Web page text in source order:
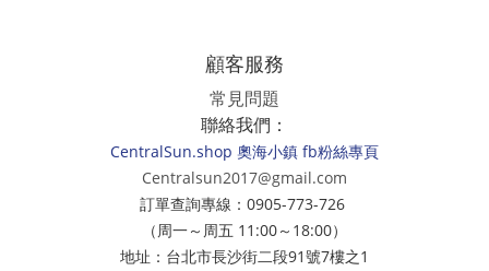
顧客服務
常見問題
聯絡我們：
CentralSun.shop 奧海小鎮 fb粉絲專頁
Centralsun2017@gmail.com
訂單查詢專線：0905-773-726
（周一～周五 11:00～18:00）
地址：台北市長沙街二段91號7樓之1